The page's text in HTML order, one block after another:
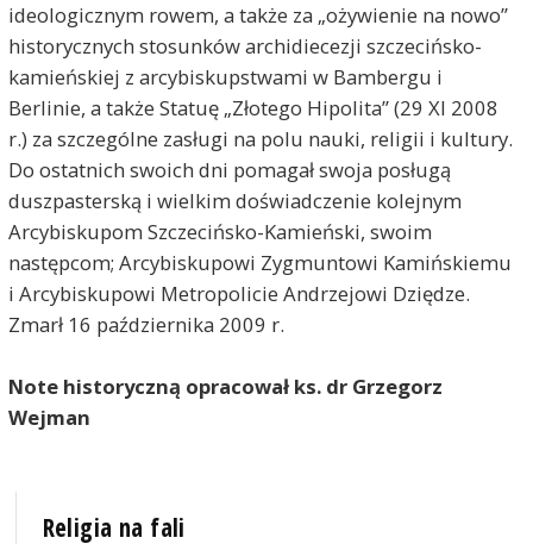
ideologicznym rowem, a także za „ożywienie na nowo”
historycznych stosunków archidiecezji szczecińsko-
kamieńskiej z arcybiskupstwami w Bambergu i
Berlinie, a także Statuę „Złotego Hipolita” (29 XI 2008
r.) za szczególne zasługi na polu nauki, religii i kultury.
Do ostatnich swoich dni pomagał swoja posługą
duszpasterską i wielkim doświadczenie kolejnym
Arcybiskupom Szczecińsko-Kamieński, swoim
następcom; Arcybiskupowi Zygmuntowi Kamińskiemu
i Arcybiskupowi Metropolicie Andrzejowi Dziędze.
Zmarł 16 października 2009 r.
Note historyczną opracował ks. dr Grzegorz
Wejman
Religia na fali